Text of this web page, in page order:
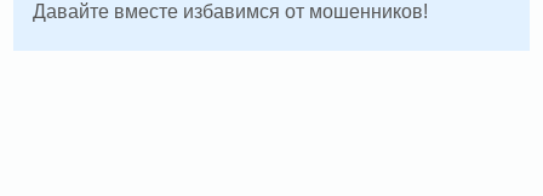
Давайте вместе избавимся от мошенников!